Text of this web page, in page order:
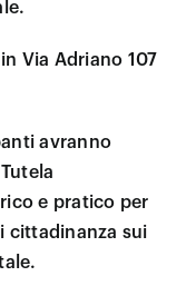
Via Adriano 107
avranno
e pratico per
cittadinanza sui